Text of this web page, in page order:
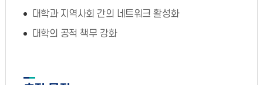
대학과 지역사회 간의 네트워크 활성화
대학의 공적 책무 강화